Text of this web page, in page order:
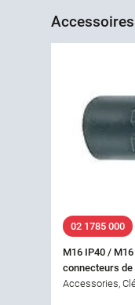
02 1785 000
M16 IP40 /
connecteurs de
Accessories,